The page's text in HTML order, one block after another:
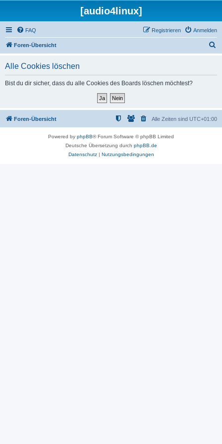
[audio4linux]
FAQ Anmelden
Registrieren
Foren-Übersicht
Alle Cookies löschen
Bist du dir sicher, dass du alle Cookies des Boards löschen möchtest?
Foren-Übersicht Alle Zeiten sind UTC+01:00
Powered by phpBB® Forum Software © phpBB Limited
Deutsche Übersetzung durch phpBB.de
Datenschutz| Nutzungsbedingungen